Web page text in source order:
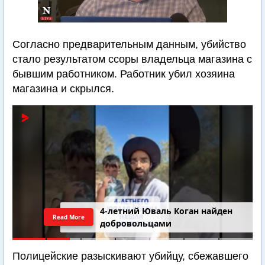
Согласно предварительным данным, убийство
стало результатом ссоры владельца магазина с
бывшим работником. Работник убил хозяина
магазина и скрылся.
4-летний Юваль Коган найден
добровольцами
Read More
Полицейские разыскивают убийцу, сбежавшего